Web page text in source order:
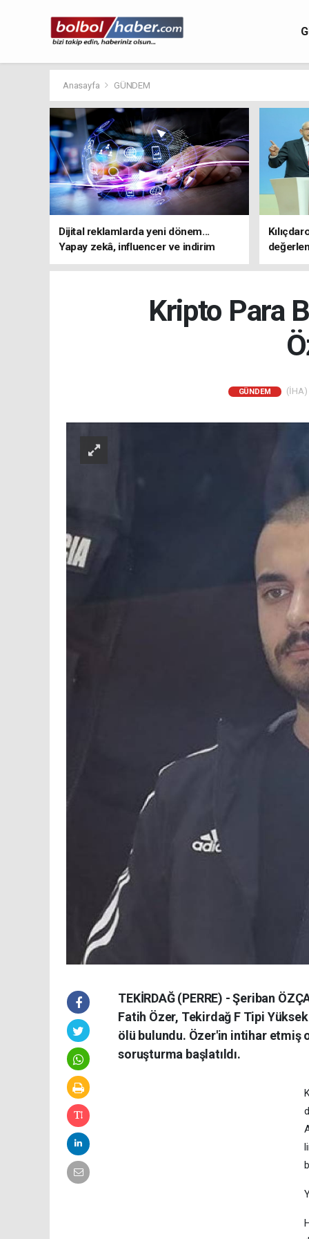
Anasayfa GÜNDEM
Dijital reklamlarda yeni dönem...
Yapay zekâ, influencer ve indirim
kampanyalarına sıkı kurallar
adresi
Kripto Para
GÜNDEM (İHA)
TEKİRDAĞ (PERRE) - Şeriban
Fatih Özer, Tekirdağ F Tipi
ölü bulundu. Özer'in intihar
soruşturma başlatıldı.